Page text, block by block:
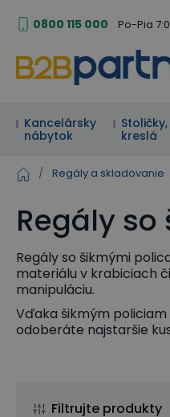
0800 115 000 Po-Pia
Kancelársky
nábytok
Stoličky,
kreslá
/ Regály a skladovanie
Regály
Regály so šikmými
materiálu v krabiciach
manipuláciu.
Vďaka šikmým
odoberáte najstaršie
Filtrujte produkty